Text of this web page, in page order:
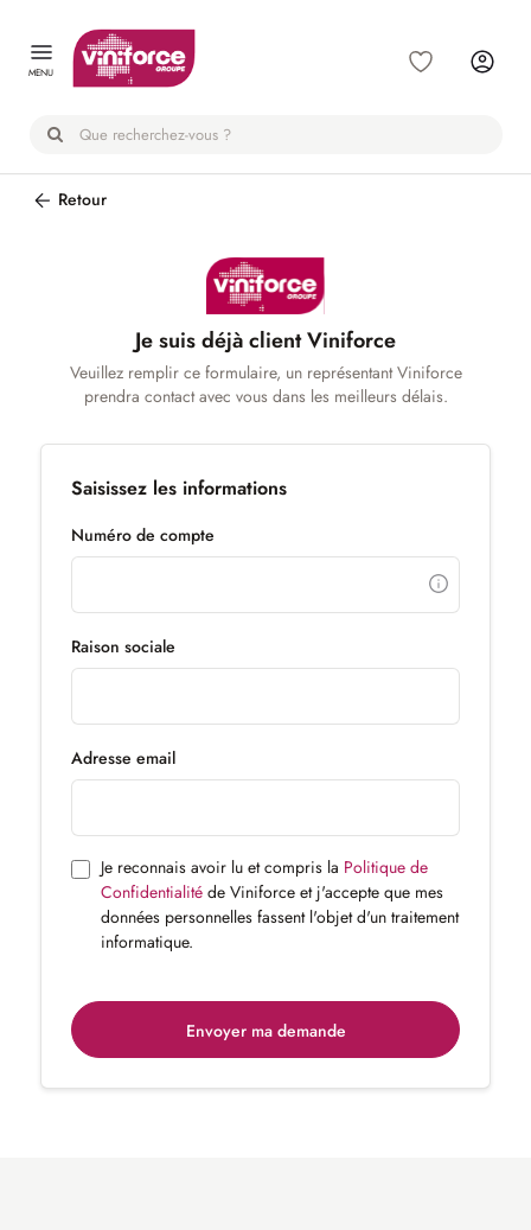
MENU
Retour
Je suis déjà client Viniforce
Veuillez remplir ce formulaire, un représentant Viniforce
prendra contact avec vous dans les meilleurs délais.
Saisissez les informations
Numéro de compte
Raison sociale
Adresse email
Je reconnais avoir lu et compris la Politique de
Confidentialité de Viniforce et j'accepte que mes
données personnelles fassent l'objet d'un traitement
informatique.